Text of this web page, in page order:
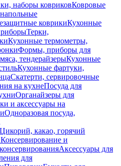
наборы ковриковКовровые
коврикиКухонные
Терки,
Кухонные термометры,
Формы, приборы для
тендерайзерыКухонные
Кухонные фартуки,
Скатерти, сервировочные
на кухнеПосуда для
Органайзеры для
и аксессуары на
Одноразовая посуда,
Цикорий, какао, горячий
Консервирование и
Аксессуары для
для